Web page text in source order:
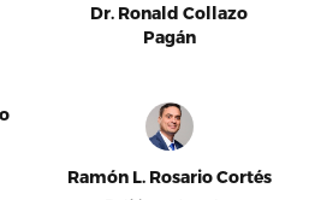
Dr. Ronald Collazo
Pagán
Ramón L. Rosario Cortés